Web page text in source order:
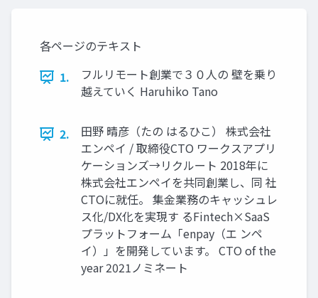
各ページのテキスト
1.
フルリモート創業で３０人の 壁を乗り
越えていく Haruhiko Tano
2.
田野 晴彦（たの はるひこ） 株式会社
エンペイ / 取締役CTO ワークスアプリ
ケーションズ→リクルート 2018年に
株式会社エンペイを共同創業し、同 社
CTOに就任。 集金業務のキャッシュレ
ス化/DX化を実現す るFintech×SaaS
プラットフォーム「enpay（エ ンペ
イ）」を開発しています。 CTO of the
year 2021ノミネート